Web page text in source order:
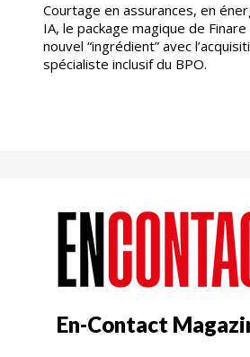
Courtage en assurances, en
IA, le package magique de Finare
nouvel “ingrédient” avec
spécialiste inclusif du BPO.
En-Contact